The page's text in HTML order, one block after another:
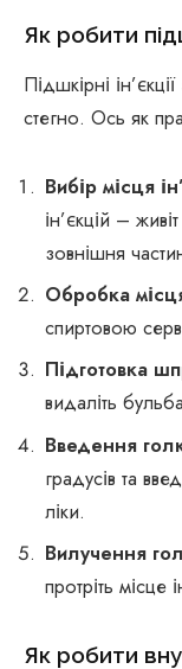
Як робити
Підшкірні
стегно. Ось як
Вибір місця
ін’єкцій –
зовнішня
Обробка
спиртовою
Підготовка
видаліть
Введення
градусів та
ліки.
Вилучення
протріть місце
Як робити